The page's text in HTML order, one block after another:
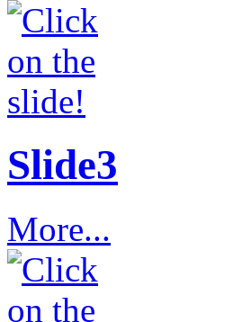
Slide3
More...